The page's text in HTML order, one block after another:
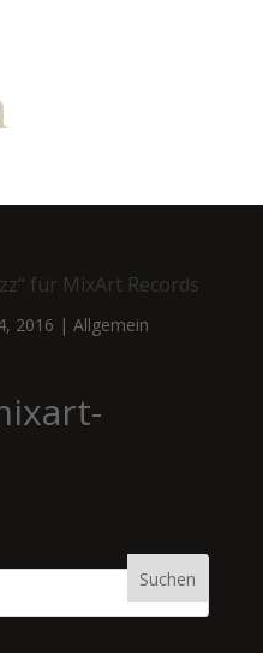
für MixArt Records
2016 | Allgemein